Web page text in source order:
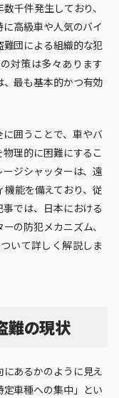
千件発生しており、
高級車や人気のバイ
団による組織的な犯
対策は多々あります
最も基本的かつ有効
囲うことで、車やバ
理的に困難にするこ
ジシャッターは、遠
能を備えており、従
では、日本における
の防犯メカニズム、
いて詳しく解説しま
難の現状
あるかのように見え
車種への集中」とい